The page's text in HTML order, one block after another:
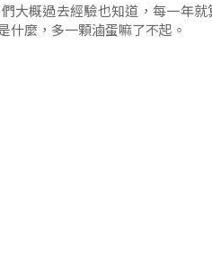
大概過去經驗也知道，每一年就
什麼，多一顆滷蛋嘛了不起。